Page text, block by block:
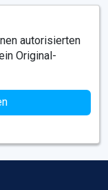
autorisierten
Original-